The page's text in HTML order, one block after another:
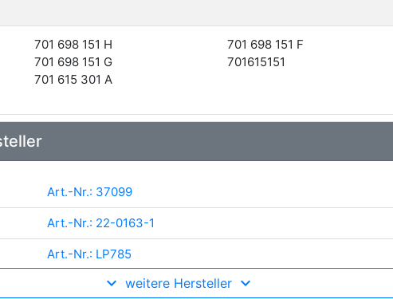
701 698 151 H 701 698 151 F
701 698 151 G 701615151
701 615 301 A
Art.-Nr.: 37099
Art.-Nr.: 22-0163-1
Art.-Nr.: LP785
Art.-Nr.: VKBP 80536weitere Hersteller